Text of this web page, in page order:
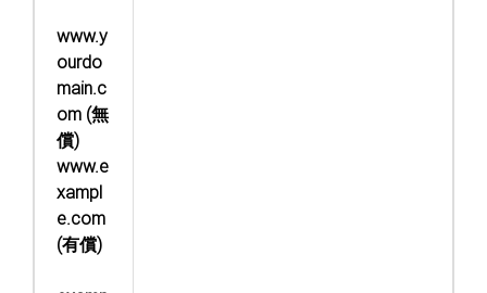
www.y
ourdo
main.c
om (無
償)
www.e
xampl
e.com
(有償)